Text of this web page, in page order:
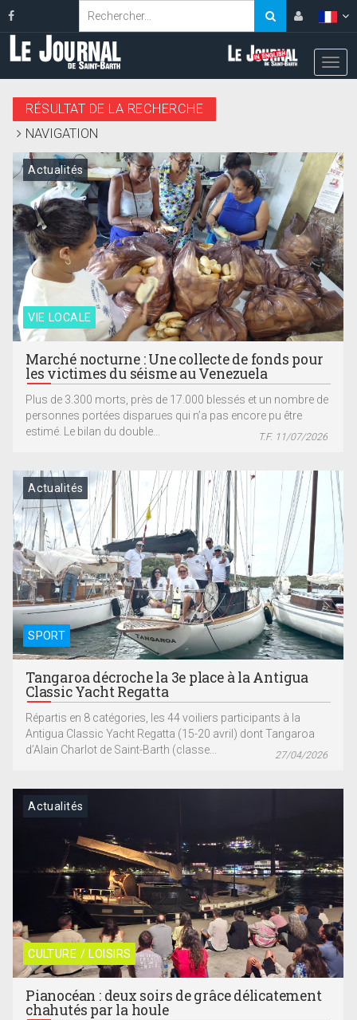
RÉSULTAT DE LA RECHERCHE
NAVIGATION
VIE LOCALE
Actualités
Marché nocturne : Une collecte de fonds pour
les victimes du séisme au Venezuela
Plus de 3.300 morts, près de 17.000 blessés et un nombre de
personnes portées disparues qui n’a pas encore pu être
estimé. Le bilan du double...
T.F. 11/07/2026
SPORT
Actualités
Tangaroa décroche la 3e place à la Antigua
Classic Yacht Regatta
Répartis en 8 catégories, les 44 voiliers participants à la
Antigua Classic Yacht Regatta (15-20 avril) dont Tangaroa
d’Alain Charlot de Saint-Barth (classe...
27/04/2026
CULTURE / LOISIRS
Actualités
Pianocéan : deux soirs de grâce délicatement
chahutés par la houle